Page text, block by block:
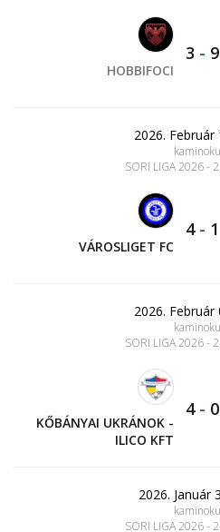
HOBBIFOCI
3 - 9
2026. Február
SORI LIGA 2026 -
VÁROSLIGET FC
4- 1
2026. Február
SORI LIGA 2026 -
KŐBÁNYAI UKRÁNOK -
ILICO KFT
4- 0
2026. Január
SORI LIGA 2026 -